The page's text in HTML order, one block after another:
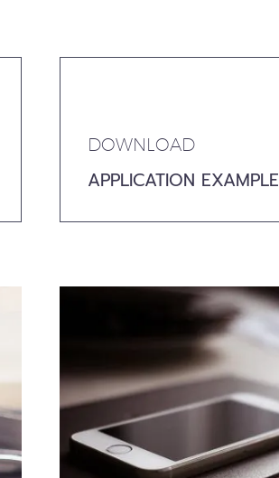
DOWNLOAD
APPLICATION EXAMPLE